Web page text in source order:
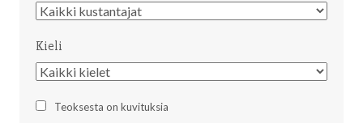
Kustantaja
Kieli
Kieli
Teoksesta on kuvituksia